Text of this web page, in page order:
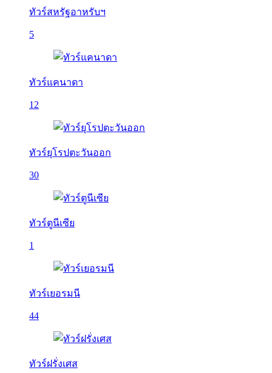
ทัวร์สหรัฐอาหรับฯ
5
ทัวร์แคนาดา
12
ทัวร์ยุโรปตะวันออก
30
ทัวร์ตูนีเซีย
1
ทัวร์เยอรมนี
44
ทัวร์ฝรั่งเศส